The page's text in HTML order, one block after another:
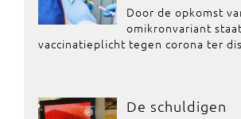
Door de opkomst
omikronvariant
vaccinatieplicht tegen corona ter
De schuldigen